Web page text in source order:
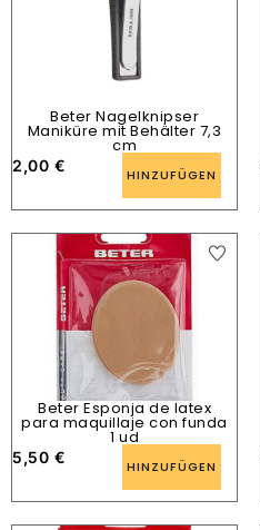
Beter Nagelknipser
Maniküre mit Behälter 7,3
cm
2,00 € HINZUFÜGEN
Beter Esponja de latex
para maquillaje con funda
1 ud
5,50 € HINZUFÜGEN